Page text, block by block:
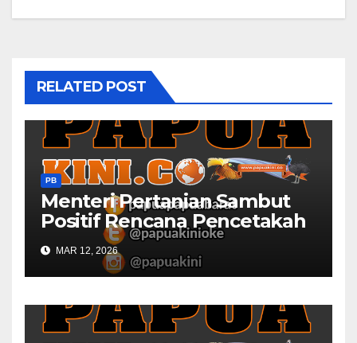
RELATED POST
PB
Menteri Pertanian Sambut
Positif Rencana Pencetakah
Sawah dan Ladang di Papua
Barat
MAR 12, 2026